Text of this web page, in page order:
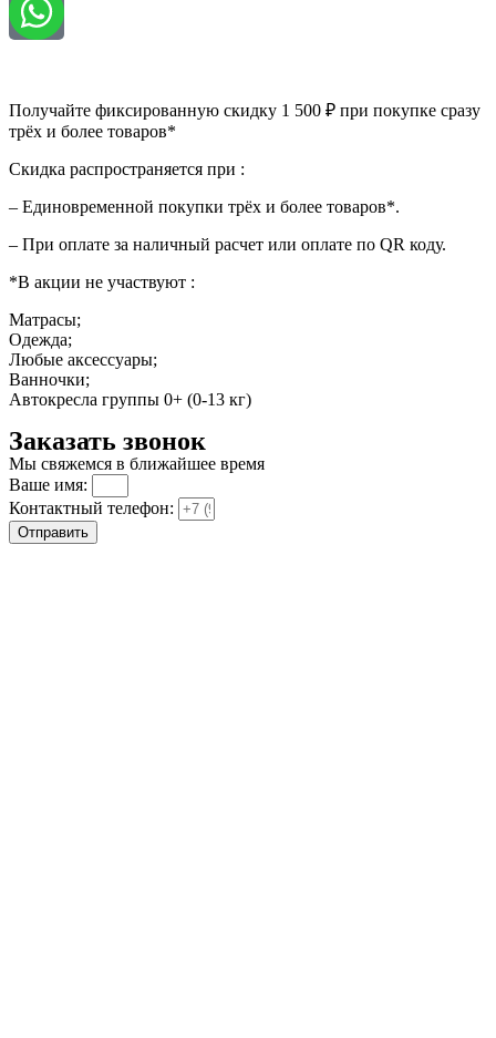
Получайте фиксированную скидку 1 500 ₽ при покупке сразу
трёх и более товаров*
Скидка распространяется при :
– Единовременной покупки трёх и более товаров*.
– При оплате за наличный расчет или оплате по QR коду.
*В акции не участвуют :
Матрасы;
Одежда;
Любые аксессуары;
Ванночки;
Автокресла группы 0+ (0-13 кг)
Заказать звонок
Мы свяжемся в ближайшее время
Ваше имя:
Контактный телефон:
Отправить